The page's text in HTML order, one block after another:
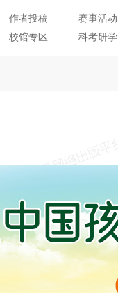
作者投稿 赛事活动
校馆专区 科考研学